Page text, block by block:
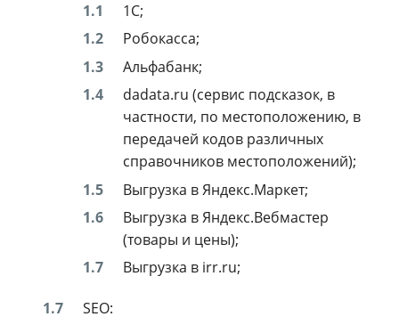
1С;
Робокасса;
Альфабанк;
dadata.ru (сервис подсказок, в
частности, по местоположению, в
передачей кодов различных
справочников местоположений);
Выгрузка в Яндекс.Маркет;
Выгрузка в Яндекс.Вебмастер
(товары и цены);
Выгрузка в irr.ru;
SEO: